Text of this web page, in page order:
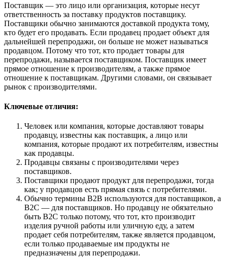
Поставщик — это лицо или организация, которые несут
ответственность за поставку продуктов поставщику.
Поставщики обычно занимаются доставкой продукта тому,
кто будет его продавать. Если продавец продает объект для
дальнейшей перепродажи, он больше не может называться
продавцом. Потому что тот, кто продает товары для
перепродажи, называется поставщиком. Поставщик имеет
прямое отношение к производителям, а также прямое
отношение к поставщикам. Другими словами, он связывает
рынок с производителями.
Ключевые отличия:
Человек или компания, которые доставляют товары
продавцу, известны как поставщик, а лицо или
компания, которые продают их потребителям, известны
как продавцы.
Продавцы связаны с производителями через
поставщиков.
Поставщики продают продукт для перепродажи, тогда
как; у продавцов есть прямая связь с потребителями.
Обычно термины B2B используются для поставщиков, а
B2C — для поставщиков. Но продавцу не обязательно
быть B2C только потому, что тот, кто производит
изделия ручной работы или уличную еду, а затем
продает себя потребителям, также является продавцом,
если только продаваемые им продукты не
предназначены для перепродажи.